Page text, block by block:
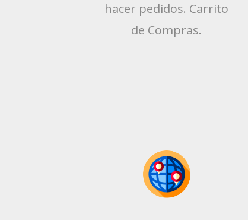
hacer pedidos. Carrito
de Compras.